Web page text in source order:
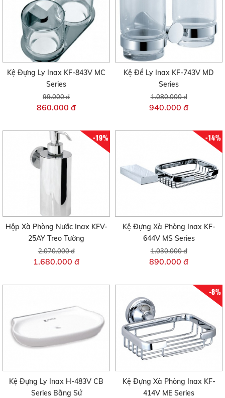
Kệ Đựng Ly Inax KF-843V MC
Series
99.000 đ
860.000 đ
Kệ Để Ly Inax KF-743V MD
Series
1.080.000 đ
940.000 đ
-19%
Hộp Xà Phòng Nước Inax KFV-
25AY Treo Tường
2.070.000 đ
1.680.000 đ
-14%
Kệ Đựng Xà Phòng Inax KF-
644V MS Series
1.030.000 đ
890.000 đ
Kệ Đựng Ly Inax H-483V CB
Series Bằng Sứ
-8%
Kệ Đựng Xà Phòng Inax KF-
414V ME Series